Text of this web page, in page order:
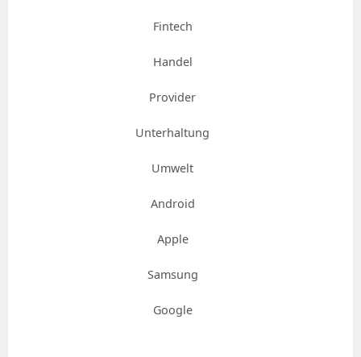
Fintech
Handel
Provider
Unterhaltung
Umwelt
Android
Apple
Samsung
Google